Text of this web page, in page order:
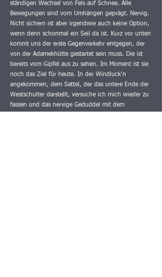
ständigen Wechsel von Fels auf Schnee. Alle
Bewegungen sind vom Umhängen geprägt. Nervig.
Nicht sichern ist aber irgendwie auch keine Option,
wenn denn schonmal ein Seil da ist. Kurz vor unten
kommt uns der erste Gegenverkehr entgegen, der
von der Adamekhütte gestartet sein muss. Die ist
bereits vom Gipfel aus zu sehen. Im Moment ist sie
noch das Ziel für heute. In der Windluck'n
angekommen, dem Sattel, der das untere Ende der
Westschulter darstellt, versuche ich mich wieder zu
fassen und das nervige Geduddel mit dem